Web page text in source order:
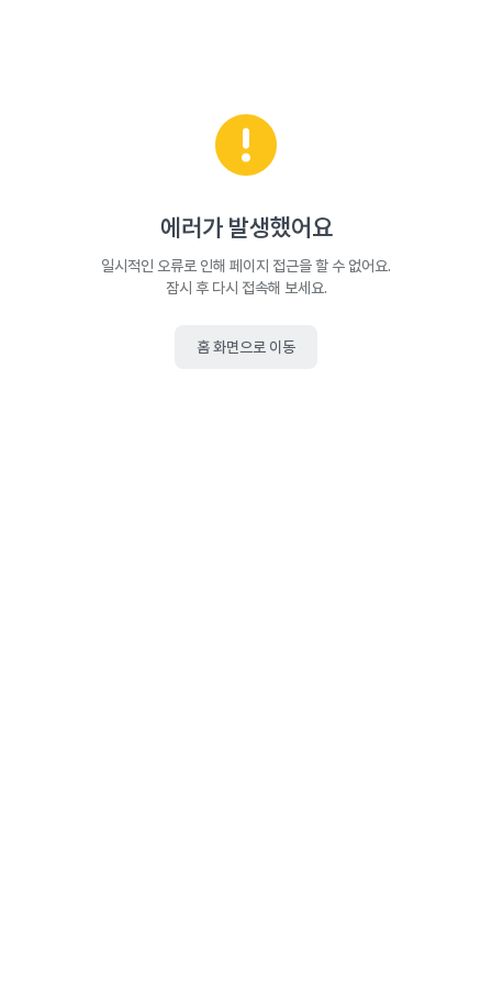
에러가 발생했어요
일시적인 오류로 인해 페이지 접근을 할 수 없어요.
잠시 후 다시 접속해 보세요.
홈 화면으로 이동